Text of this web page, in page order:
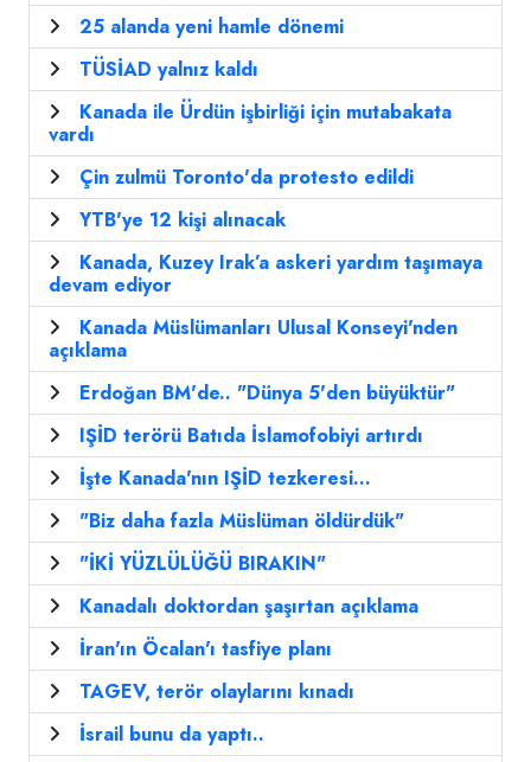
25 alanda yeni hamle dönemi
TÜSİAD yalnız kaldı
Kanada ile Ürdün işbirliği için mutabakata
vardı
Çin zulmü Toronto'da protesto edildi
YTB'ye 12 kişi alınacak
Kanada, Kuzey Irak’a askeri yardım taşımaya
devam ediyor
Kanada Müslümanları Ulusal Konseyi'nden
açıklama
Erdoğan BM'de.. "Dünya 5'den büyüktür"
IŞİD terörü Batıda İslamofobiyi artırdı
İşte Kanada'nın IŞİD tezkeresi...
"Biz daha fazla Müslüman öldürdük"
"İKİ YÜZLÜLÜĞÜ BIRAKIN"
Kanadalı doktordan şaşırtan açıklama
İran'ın Öcalan'ı tasfiye planı
TAGEV, terör olaylarını kınadı
İsrail bunu da yaptı..